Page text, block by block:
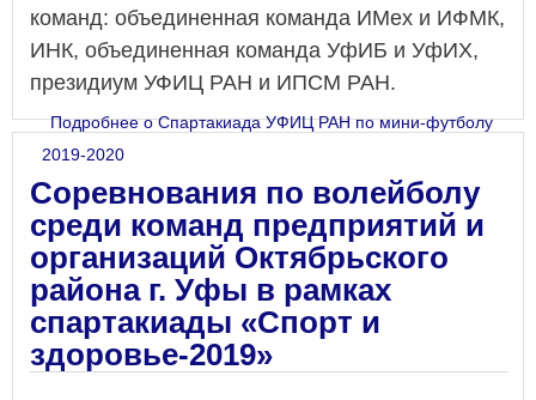
команд: объединенная команда ИМех и ИФМК,
ИНК, объединенная команда УфИБ и УфИХ,
президиум УФИЦ РАН и ИПСМ РАН.
Подробнеео Спартакиада УФИЦ РАН по мини-футболу
2019-2020
Соревнования по волейболу
среди команд предприятий и
организаций Октябрьского
района г. Уфы в рамках
спартакиады «Спорт и
здоровье-2019»